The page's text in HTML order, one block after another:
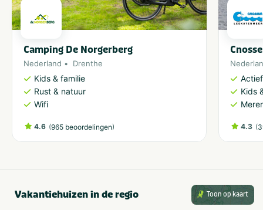
Camping De Norgerberg
Nederland Drenthe
Kids & familie
Rust & natuur
Wifi
4.6 (965 beoordelingen)
Kids
4.3 (
Vakantiehuizen in de regio Toon op kaart